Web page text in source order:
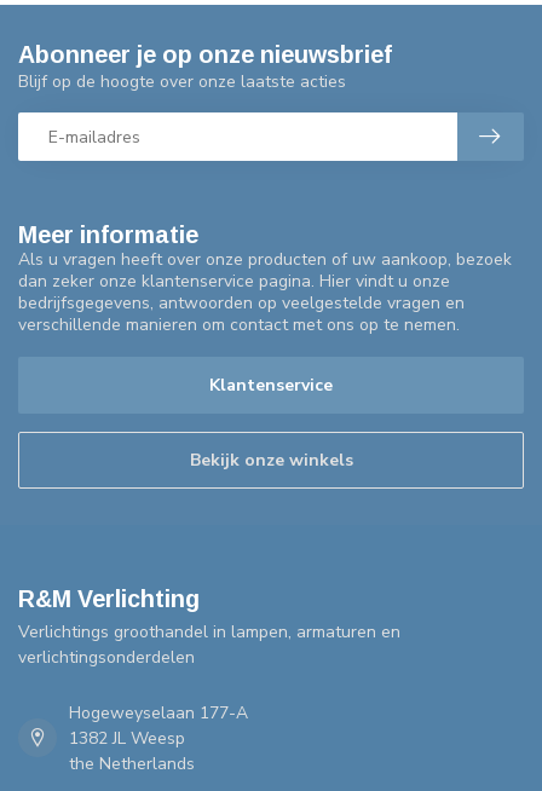
Meer informatie
Als u vragen heeft over onze producten of uw aankoop, bezoek
dan zeker onze klantenservice pagina. Hier vindt u onze
bedrijfsgegevens, antwoorden op veelgestelde vragen en
verschillende manieren om contact met ons op te nemen.
Klantenservice
Bekijk onze winkels
Abonneer je op onze nieuwsbrief
Blijf op de hoogte over onze laatste acties
R&M Verlichting
Verlichtings groothandel in lampen, armaturen en
verlichtingsonderdelen
Hogeweyselaan 177-A
1382 JL Weesp
the Netherlands